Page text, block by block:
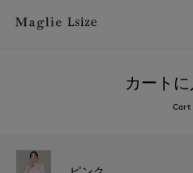
カート
Cart